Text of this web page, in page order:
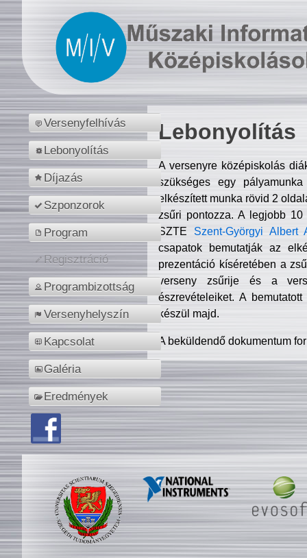
Versenyfelhívás
Lebonyolítás
Díjazás
Szponzorok
Program
Regisztráció
Programbizottság
Versenyhelyszín
Kapcsolat
Galéria
Eredmények
Lebonyolítás
A versenyre középiskolás
szükséges egy
elkészített munka rövid 2
zsűri pontozza. A legjobb
SZTE Szent-Györgyi Albert
csapatok bemutatják az
prezentáció kíséretében a
verseny zsűrije és a
észrevételeiket. A
készül majd.
A beküldendő dokumentum